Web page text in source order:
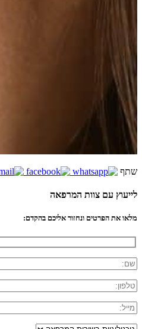
שתף
לייעוץ עם צוות המרפאה
מלאו את הפרטים ונחזור אליכם בהקדם: